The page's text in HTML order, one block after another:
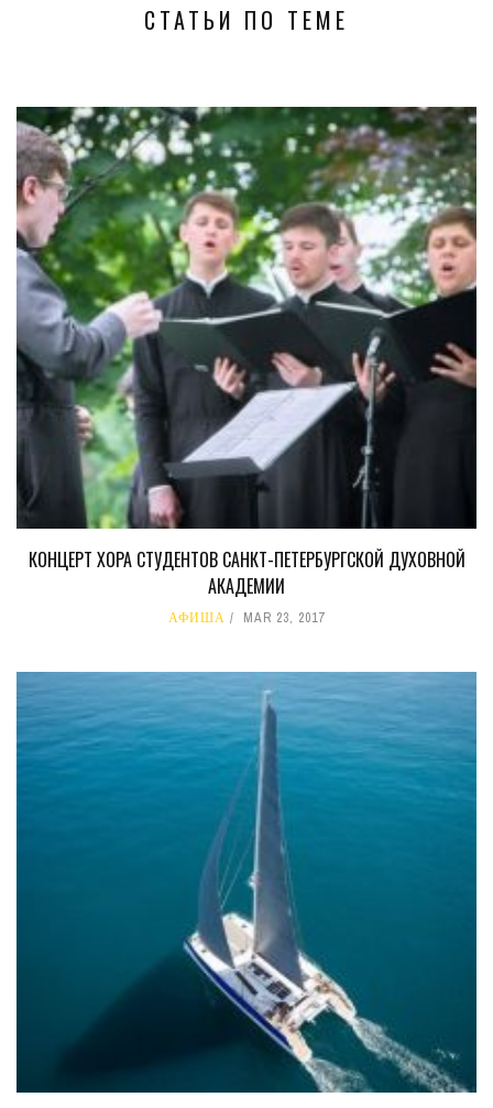
СТАТЬИ ПО ТЕМЕ
КОНЦЕРТ ХОРА СТУДЕНТОВ САНКТ-ПЕТЕРБУРГСКОЙ ДУХОВНОЙ
АКАДЕМИИ
АФИША MAR 23, 2017